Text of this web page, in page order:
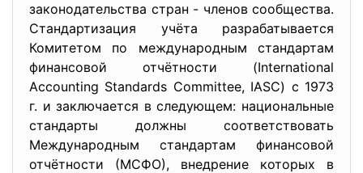
законодательства стран - членов сообщества.
Стандартизация учёта разрабатывается
Комитетом по международным стандартам
финансовой отчётности (International
Accounting Standards Committee, IASC) c 1973
г. и заключается в следующем: национальные
стандарты должны соответствовать
Международным стандартам финансовой
отчётности (МСФО), внедрение которых в